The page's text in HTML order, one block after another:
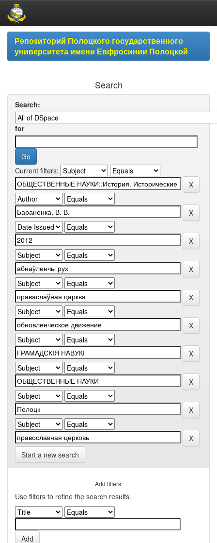
Skip
navigationРепозиторий Полоцкого государственного
университета имени Евфросинии Полоцкой
Search
Search:
for
Current filters:
Start a new search
Add filters:
Use filters to refine the search results.